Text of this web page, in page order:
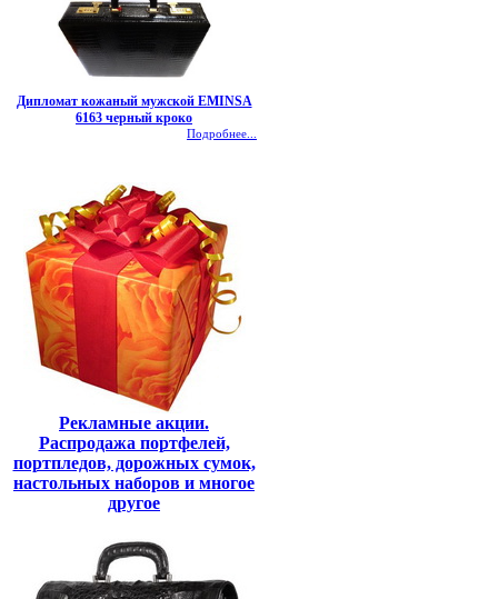
Дипломат кожаный мужской EMINSA
6163 черный кроко
Подробнее...
Рекламные акции.
Распродажа портфелей,
портпледов, дорожных сумок,
настольных наборов и многое
другое